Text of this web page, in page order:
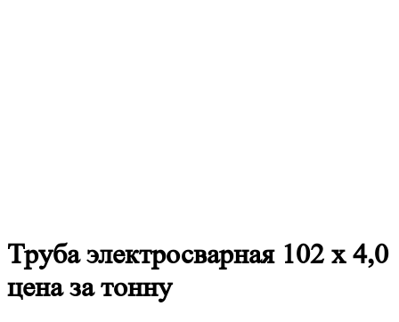
Трубаэлектросварная 102 х 4,0
цена за тонну